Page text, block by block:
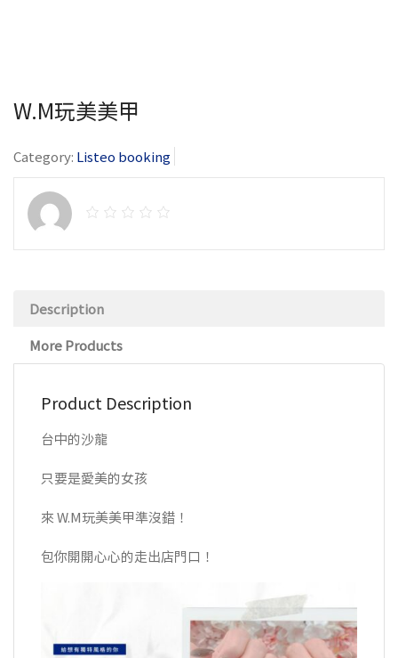
W.M玩美美甲
Category: Listeo booking
Description
More Products
Product Description
台中的沙龍
只要是愛美的女孩
來 W.M玩美美甲準沒錯！
包你開開心心的走出店門口！